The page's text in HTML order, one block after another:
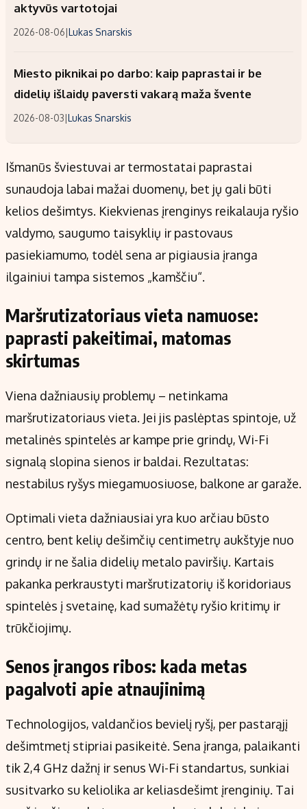
aktyvūs vartotojai
2026-08-06|Lukas Snarskis
Miesto piknikai po darbo: kaip paprastai ir be
didelių išlaidų paversti vakarą maža švente
2026-08-03|Lukas Snarskis
Išmanūs šviestuvai ar termostatai paprastai
sunaudoja labai mažai duomenų, bet jų gali būti
kelios dešimtys. Kiekvienas įrenginys reikalauja ryšio
valdymo, saugumo taisyklių ir pastovaus
pasiekiamumo, todėl sena ar pigiausia įranga
ilgainiui tampa sistemos „kamščiu“.
Maršrutizatoriaus vieta namuose:
paprasti pakeitimai, matomas
skirtumas
Viena dažniausių problemų – netinkama
maršrutizatoriaus vieta. Jei jis paslėptas spintoje, už
metalinės spintelės ar kampe prie grindų, Wi-Fi
signalą slopina sienos ir baldai. Rezultatas:
nestabilus ryšys miegamuosiuose, balkone ar garaže.
Optimali vieta dažniausiai yra kuo arčiau būsto
centro, bent kelių dešimčių centimetrų aukštyje nuo
grindų ir ne šalia didelių metalo paviršių. Kartais
pakanka perkraustyti maršrutizatorių iš koridoriaus
spintelės į svetainę, kad sumažėtų ryšio kritimų ir
trūkčiojimų.
Senos įrangos ribos: kada metas
pagalvoti apie atnaujinimą
Technologijos, valdančios bevielį ryšį, per pastarąjį
dešimtmetį stipriai pasikeitė. Sena įranga, palaikanti
tik 2,4 GHz dažnį ir senus Wi-Fi standartus, sunkiai
susitvarko su keliolika ar keliasdešimt įrenginių. Tai